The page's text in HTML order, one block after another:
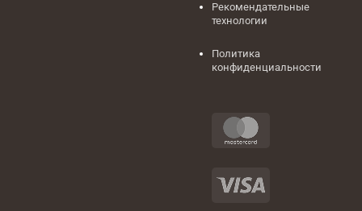
Рекомендательные
технологии
Политика
конфиденциальности